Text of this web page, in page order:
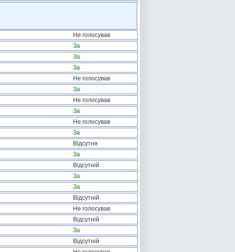
Не голосував
За
За
За
Не голосував
За
Не голосував
За
Не голосував
За
Відсутня
За
Відсутній
За
За
Відсутній
Не голосував
Відсутній
За
Відсутній